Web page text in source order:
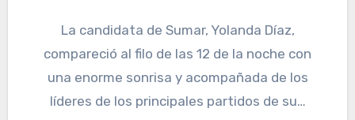
La candidata de Sumar, Yolanda Díaz,
compareció al filo de las 12 de la noche con
una enorme sonrisa y acompañada de los
líderes de los principales partidos de su…